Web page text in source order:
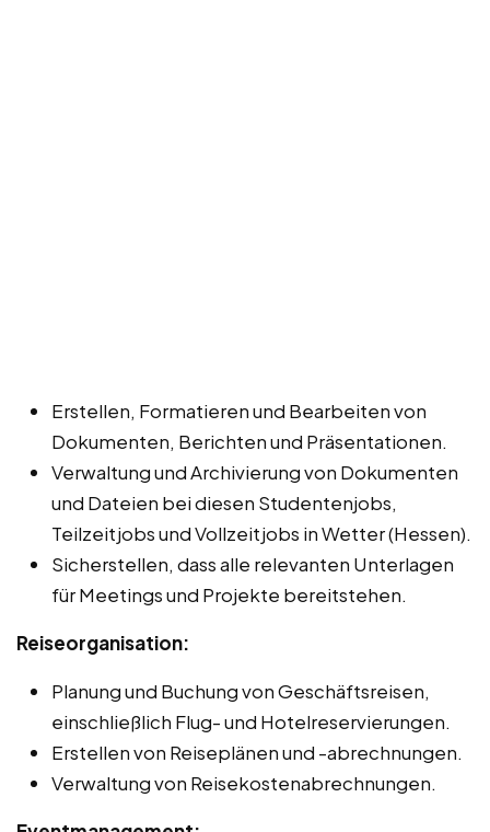
Erstellen, Formatieren und Bearbeiten von
Dokumenten, Berichten und Präsentationen.
Verwaltung und Archivierung von Dokumenten
und Dateien bei diesen Studentenjobs,
Teilzeitjobs und Vollzeitjobs in Wetter (Hessen).
Sicherstellen, dass alle relevanten Unterlagen
für Meetings und Projekte bereitstehen.
Reiseorganisation:
Planung und Buchung von Geschäftsreisen,
einschließlich Flug- und Hotelreservierungen.
Erstellen von Reiseplänen und -abrechnungen.
Verwaltung von Reisekostenabrechnungen.